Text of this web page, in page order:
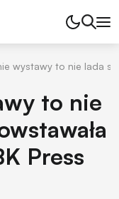
wystawy to nie lada
to nie
Press